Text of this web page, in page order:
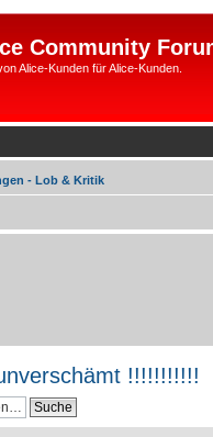
Community
Alice-Kunden für Alice-Kunden.
- Lob & Kritik
!!!!!!!!!!!